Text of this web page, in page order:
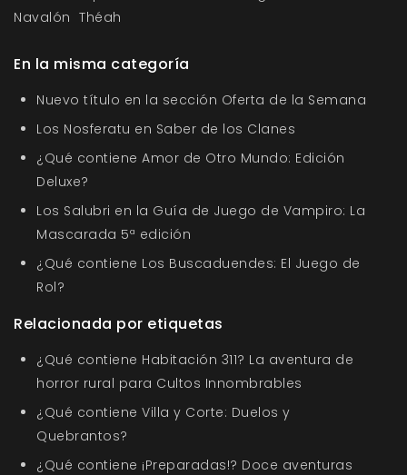
Navalón Théah
En la misma categoría
Nuevo título en la sección Oferta de la Semana
Los Nosferatu en Saber de los Clanes
¿Qué contiene Amor de Otro Mundo: Edición
Deluxe?
Los Salubri en la Guía de Juego de Vampiro: La
Mascarada 5ª edición
¿Qué contiene Los Buscaduendes: El Juego de
Rol?
Relacionada por etiquetas
¿Qué contiene Habitación 311? La aventura de
horror rural para Cultos Innombrables
¿Qué contiene Villa y Corte: Duelos y
Quebrantos?
¿Qué contiene ¡Preparadas!? Doce aventuras